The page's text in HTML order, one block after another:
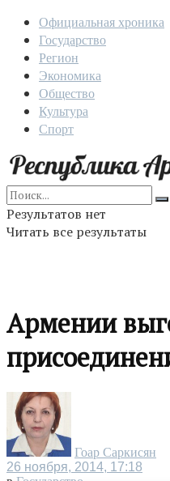
Официальная хроника
Государство
Регион
Экономика
Общество
Культура
Спорт
Результатов нет
Читать все результаты
Армении
Гоар Саркисян
26 ноября, 2014, 17:18